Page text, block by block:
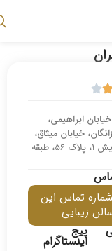
ابراهیمی،
خیابان میثاق،
کوچه ستایش 1، پلاک 56، طبقه
تماس این
زیبایی
پیج
اینستاگرام